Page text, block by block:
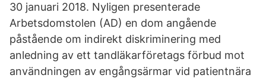
30 januari 2018. Nyligen presenterade
Arbetsdomstolen (AD) en dom angående
påstående om indirekt diskriminering med
anledning av ett tandläkarföretags förbud mot
användningen av engångsärmar vid patientnära